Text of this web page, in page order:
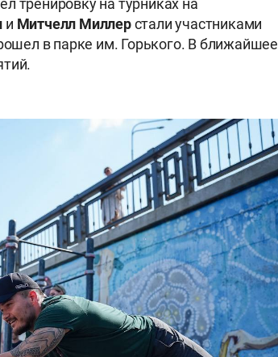
тренировку на турниках на
и Митчелл Миллерстали участниками
в парке им. Горького. В ближайшее